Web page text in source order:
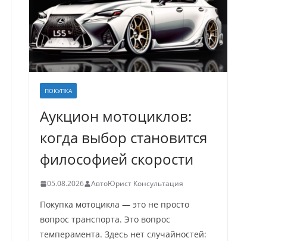
ПОКУПКА
Аукцион мотоциклов:
когда выбор становится
философией скорости
05.08.2026 АвтоЮрист Консультация
Покупка мотоцикла — это не просто
вопрос транспорта. Это вопрос
темперамента. Здесь нет случайностей: